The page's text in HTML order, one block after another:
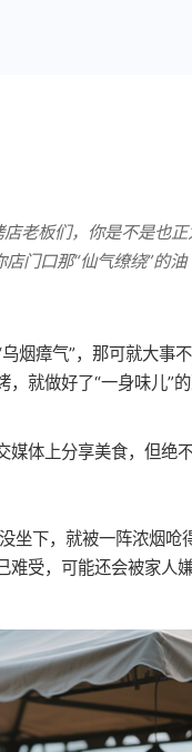
老板们，你是不是也正
门口那“仙气缭绕”的油
烟瘴气”，那可就大事
就做好了“一身味儿”
媒体上分享美食，但绝
坐下，就被一阵浓烟呛
难受，可能还会被家人